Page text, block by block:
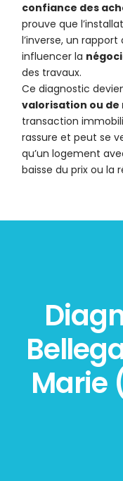
confiance des
prouve que
l’inverse, un
influencer la
des travaux.
Ce diagnostic
valorisation ou
transaction
rassure et peut se
qu’un logement
baisse du prix ou la
Marie